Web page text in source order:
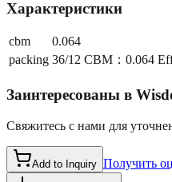
Характеристики
cbm
0.064
packing 36/12 CBM：0.064
Заинтересованы в
Свяжитесь с нами для
Add to Inquiry Получить